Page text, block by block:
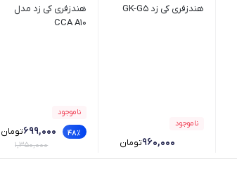
هندزفری کی زد GK-G5
ناموجود
۹۶۰,۰۰۰تومان
هندزفری کی زد مدل
CCA A10
ناموجود
48٪ ۶۹۹,۰۰۰تومان
۱,۳۵۰,۰۰۰